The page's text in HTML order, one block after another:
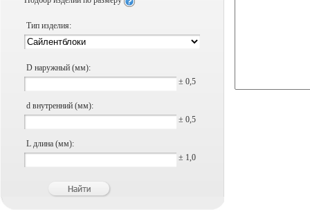
Тип изделия:
D наружный (мм):
± 0,5
d внутренний (мм):
± 0,5
L длина (мм):
± 1,0